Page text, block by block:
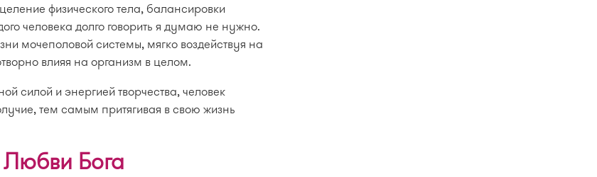
физического тела, балансировки
человека долго говорить я думаю не нужно.
мочеполовой системы, мягко воздействуя на
влияя на организм в целом.
силой и энергией творчества, человек
тем самым притягивая в свою жизнь
Любви Бога